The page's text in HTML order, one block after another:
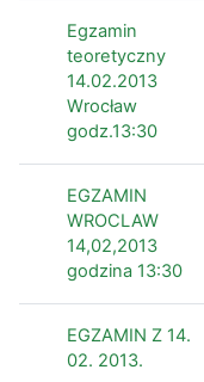
Egzamin
teoretyczny
14.02.2013
Wrocław
godz.13:30
EGZAMIN
WROCLAW
14,02,2013
godzina 13:30
EGZAMIN Z 14.
02. 2013.